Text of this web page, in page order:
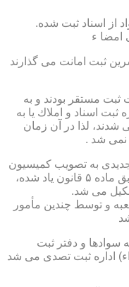
از اسناد ثبت شده.
امضا ء
ثبت امانت می گذارند
ثبت مستقر بودند و به
ثبت اسناد و املاك یا به
لذا در آن زمان
نمی شد .
جدیدی به تصویب كمیسیون
عدلیه مجلس شورای ملی رسید كه مطابق ماده ۵ قانون یاد شده،
می شد.
و توسط چندین مأمور
سوادها و دفتر ثبت
اداره ثبت تصدی می شد